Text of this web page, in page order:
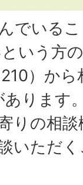
でいる
いう方
）から
あります
りの相
いただ